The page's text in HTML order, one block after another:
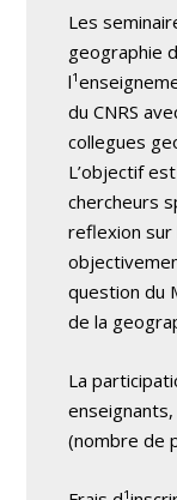
Les
geographie
du CNRS
collegues
L’objectif
chercheurs
reflexion
question du
de la
La
(nombre de